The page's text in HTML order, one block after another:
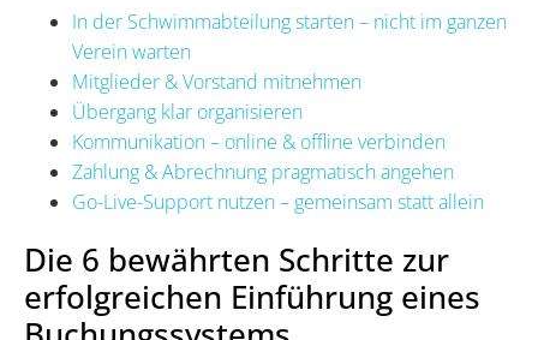
In der Schwimmabteilung starten – nicht im ganzen
Verein warten
Mitglieder & Vorstand mitnehmen
Übergang klar organisieren
Kommunikation – online & offline verbinden
Zahlung & Abrechnung pragmatisch angehen
Go-Live-Support nutzen – gemeinsam statt allein
Die 6 bewährten Schritte zur
erfolgreichen Einführung eines